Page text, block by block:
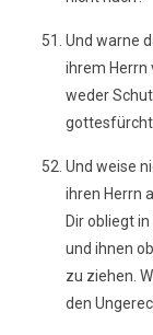
Und warne
ihrem Herrn
weder
Und weise
ihren Herrn
Dir obliegt
und ihnen
zu ziehen.
den